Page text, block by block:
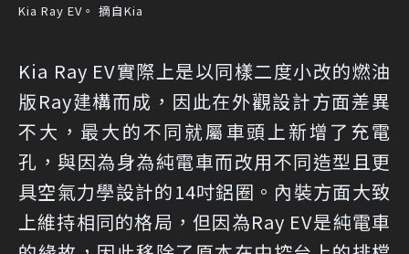
Kia Ray EV。 摘自Kia
Kia Ray EV實際上是以同樣二度小改的燃油
版Ray建構而成，因此在外觀設計方面差異
不大，最大的不同就屬車頭上新增了充電
孔，與因為身為純電車而改用不同造型且更
具空氣力學設計的14吋鋁圈。內裝方面大致
上維持相同的格局，但因為Ray EV是純電車